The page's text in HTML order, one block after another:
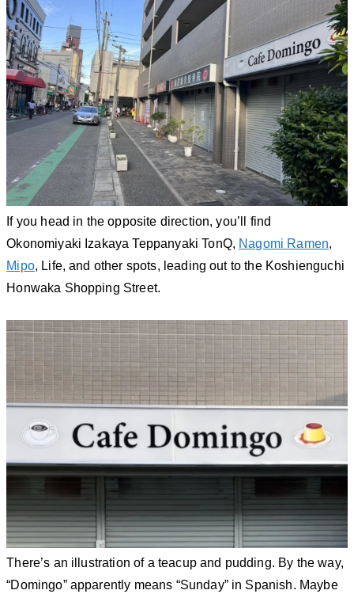
If you head in the opposite direction, you’ll find
Okonomiyaki Izakaya Teppanyaki TonQ, Nagomi Ramen,
Mipo, Life, and other spots, leading out to the Koshienguchi
Honwaka Shopping Street.
There’s an illustration of a teacup and pudding. By the way,
“Domingo” apparently means “Sunday” in Spanish. Maybe